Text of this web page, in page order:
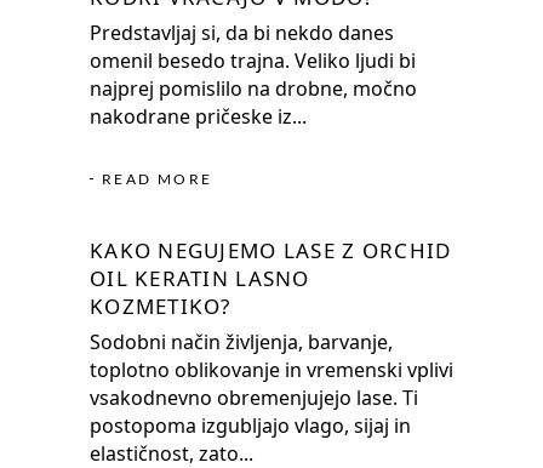
Predstavljaj si, da bi nekdo danes
omenil besedo trajna. Veliko ljudi bi
najprej pomislilo na drobne, močno
nakodrane pričeske iz
READ MORE
KAKO NEGUJEMO LASE Z ORCHID
OIL KERATIN LASNO
KOZMETIKO?
Sodobni način življenja, barvanje,
toplotno oblikovanje in vremenski vplivi
vsakodnevno obremenjujejo lase. Ti
postopoma izgubljajo vlago, sijaj in
elastičnost, zato